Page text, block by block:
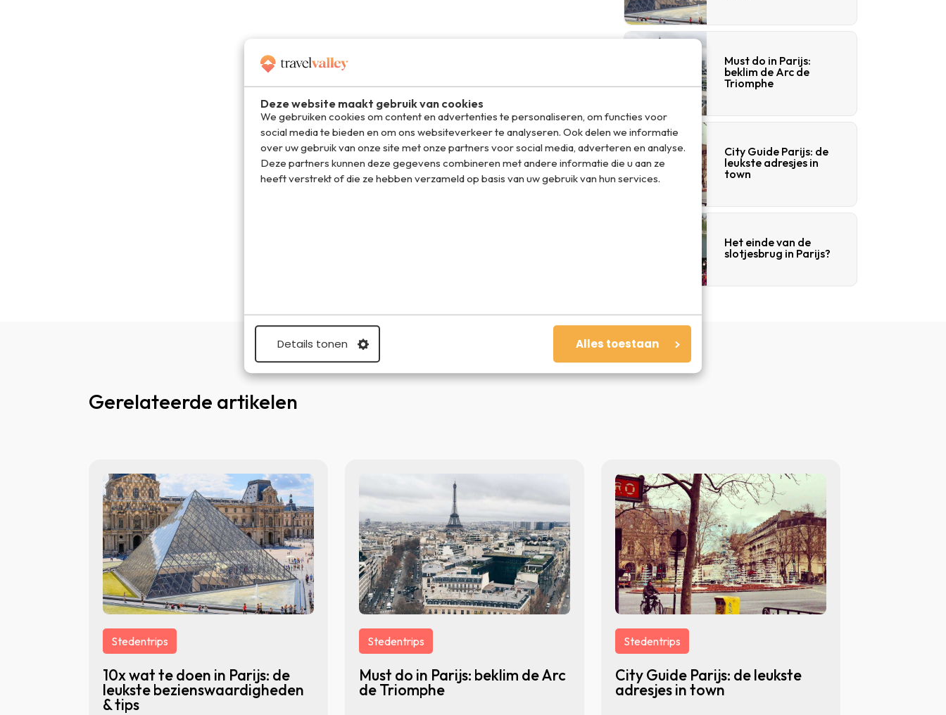
Deze website maakt gebruik van cookies
We gebruiken cookies om content en advertenties te personaliseren, om functies voor
social media te bieden en om ons websiteverkeer te analyseren. Ook delen we informatie
over uw gebruik van onze site met onze partners voor social media, adverteren en analyse.
Deze partners kunnen deze gegevens combineren met andere informatie die u aan ze
heeft verstrekt of die ze hebben verzameld op basis van uw gebruik van hun services.
Details tonen Alles toestaan
Must do in Parijs:
beklim de Arc de
Triomphe
City Guide Parijs: de
leukste adresjes in
town
Het einde van de
slotjesbrug in Parijs?
Gerelateerde artikelen
Stedentrips
10x wat te doen in Parijs: de
leukste bezienswaardigheden
& tips
Stedentrips
Must do in Parijs: beklim de Arc
de Triomphe
Stedentrips
City Guide Parijs: de leukste
adresjes in town